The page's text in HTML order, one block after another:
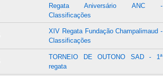
Regata Aniversário ANC -
Classificações
XIV Regata Fundação Champalimaud -
Classificações
TORNEIO DE OUTONO SAD - 1ª
regata